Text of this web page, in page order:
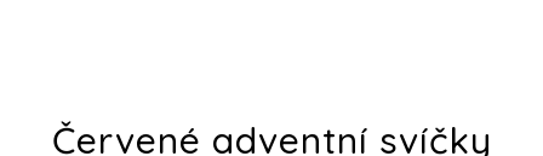
Červené adventní svíčky